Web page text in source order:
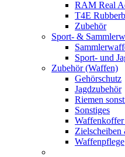
RAM Real
T4E
Zubehör
Sport- &
Sport- und
Zubehör (Waffen)
Gehörschutz
Jagdzubehör
Riemen
Sonstiges
Waffenpflege